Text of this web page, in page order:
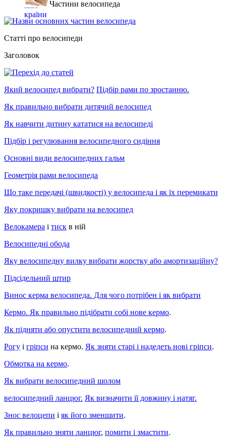
Частини велосипеда
Статті про велосипеди
Заголовок
Який велосипед вибрати? Підбір рами по зростанню.
Як правильно вибрати дитячий велосипед
Як навчити дитину кататися на велосипеді
Підбір і регулювання велосипедного сидіння
Основні види велосипедних гальм
Геометрія рами велосипеда
Що таке передачі (швидкості) у велосипеда і як їх перемикати
Яку покришку вибрати на велосипед
Велокамера і тиск в ній
Велосипедні обода
Яку велосипедну вилку вибрати жорстку або амортизаційну?
Підсідельний штир
Винос керма велосипеда. Для чого потрібен і як вибрати
Кермо. Як правильно підібрати собі нове кермо.
Як підняти або опустити велосипедний кермо.
Рогу і гріпси на кермо. Як зняти старі і надедеть нові гріпси.
Обмотка на кермо.
Як вибрати велосипедний шолом
велосипедний ланцюг. Як визначити її довжину і натяг.
Знос велоцепи і як його зменшити.
Як правильно зняти ланцюг, помити і змастити.